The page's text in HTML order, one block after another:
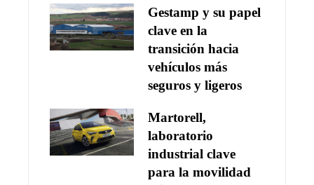
Gestamp y su papel
clave en la
transición hacia
vehículos más
seguros y ligeros
Martorell,
laboratorio
industrial clave
para la movilidad